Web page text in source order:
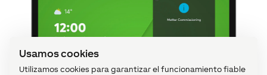
Usamos cookies
Utilizamos cookies para garantizar el funcionamiento fiable